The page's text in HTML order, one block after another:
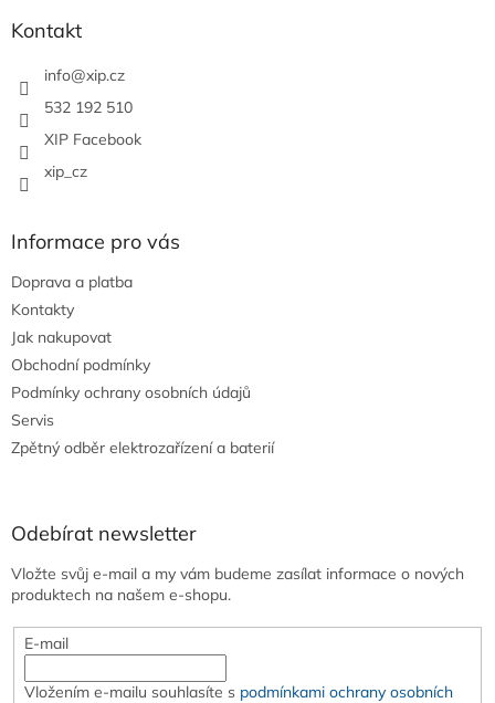
Kontakt
info@xip.cz
532 192 510
XIP Facebook
xip_cz
Informace pro vás
Doprava a platba
Kontakty
Jak nakupovat
Obchodní podmínky
Podmínky ochrany osobních údajů
Servis
Zpětný odběr elektrozařízení a baterií
Odebírat newsletter
Vložte svůj e-mail a my vám budeme zasílat informace o nových
produktech na našem e-shopu.
E-mail
Vložením e-mailu souhlasíte s podmínkami ochrany osobních